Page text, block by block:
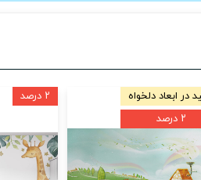
تولید در ابعاد دلخواه